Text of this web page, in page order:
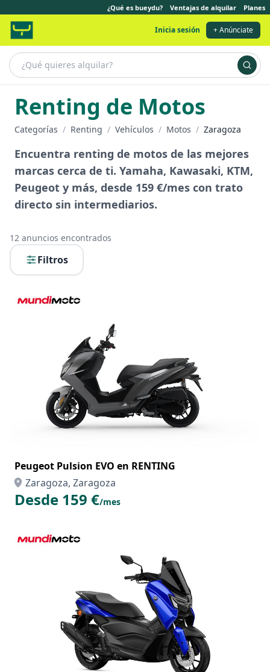
¿Qué es bueydu? Ventajas de alquilar Planes
Inicia sesión + Anúnciate
Renting de Motos
Categorías / Renting / Vehículos / Motos / Zaragoza
Encuentra renting de motos de las mejores
marcas cerca de ti. Yamaha, Kawasaki, KTM,
Peugeot y más, desde 159 €/mes con trato
directo sin intermediarios.
12 anuncios encontrados
Filtros
Peugeot Pulsion EVO en RENTING
Zaragoza, Zaragoza
Desde 159 €/mes